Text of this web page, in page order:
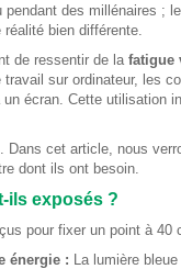
des millénaires ;
bien différente.
de ressentir de la fatigue
travail sur ordinateur, les
écran. Cette utilisation
Dans cet article, nous
dont ils ont besoin.
ils exposés ?
pour fixer un point à
énergie : La lumière